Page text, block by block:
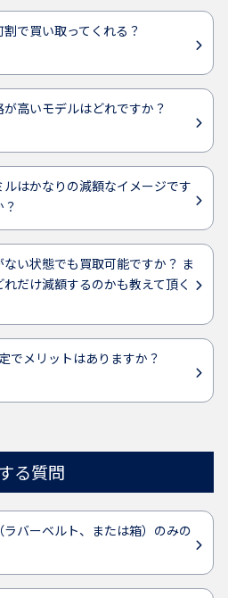
で買い取ってくれる？
高いモデルはどれですか？
はかなりの減額なイメージです
い状態でも買取可能ですか？ ま
だけ減額するのかも教えて頂く
でメリットはありますか？
る質問
バーベルト、または箱）のみの